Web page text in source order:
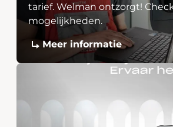
tarief. Welman ontzorgt!
mogelijkheden.
Meer informatie